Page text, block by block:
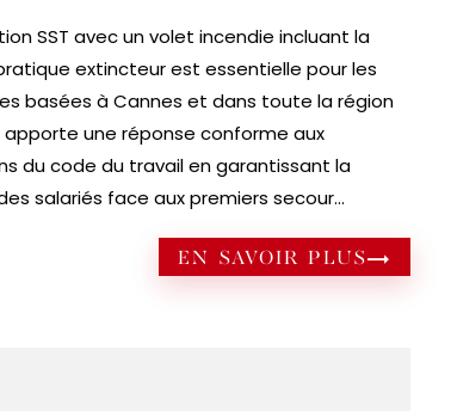
SST avec un volet incendie incluant la
extincteur est essentielle pour les
basées à Cannes et dans toute la région
apporte une réponse conforme aux
du code du travail en garantissant la
salariés face aux premiers secour...
EN SAVOIR PLUS